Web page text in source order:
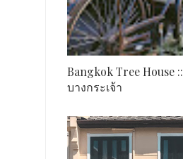
Bangkok Tree House ::
บางกระเจ้า